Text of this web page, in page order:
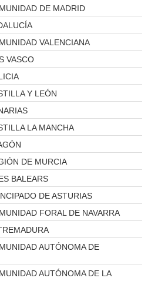
DE MADRID
VALENCIANA
VASCO
Y LEÓN
LA MANCHA
DE MURCIA
BALEARS
DE ASTURIAS
FORAL DE NAVARRA
AUTÓNOMA DE
AUTÓNOMA DE LA